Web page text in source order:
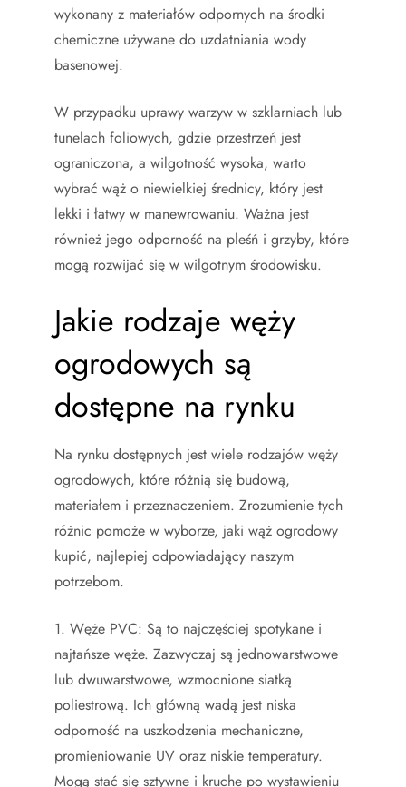
wykonany z materiałów odpornych na środki
chemiczne używane do uzdatniania wody
basenowej.
W przypadku uprawy warzyw w szklarniach lub
tunelach foliowych, gdzie przestrzeń jest
ograniczona, a wilgotność wysoka, warto
wybrać wąż o niewielkiej średnicy, który jest
lekki i łatwy w manewrowaniu. Ważna jest
również jego odporność na pleśń i grzyby, które
mogą rozwijać się w wilgotnym środowisku.
Jakie rodzaje węży
ogrodowych są
dostępne na rynku
Na rynku dostępnych jest wiele rodzajów węży
ogrodowych, które różnią się budową,
materiałem i przeznaczeniem. Zrozumienie tych
różnic pomoże w wyborze, jaki wąż ogrodowy
kupić, najlepiej odpowiadający naszym
potrzebom.
1. Węże PVC: Są to najczęściej spotykane i
najtańsze węże. Zazwyczaj są jednowarstwowe
lub dwuwarstwowe, wzmocnione siatką
poliestrową. Ich główną wadą jest niska
odporność na uszkodzenia mechaniczne,
promieniowanie UV oraz niskie temperatury.
Mogą stać się sztywne i kruche po wystawieniu